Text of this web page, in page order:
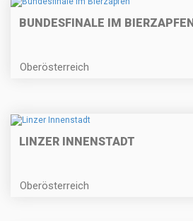
BUNDESFINALE IM BIERZAPFEN
Oberösterreich
LINZER INNENSTADT
Oberösterreich